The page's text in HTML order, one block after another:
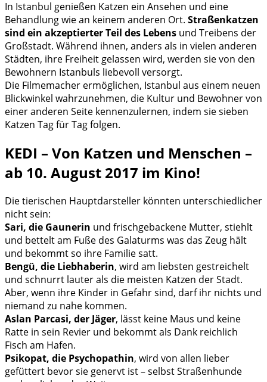
In Istanbul genießen Katzen ein Ansehen und eine
Behandlung wie an keinem anderen Ort. Straßenkatzen
sind ein akzeptierter Teil des Lebens und Treibens der
Großstadt. Während ihnen, anders als in vielen anderen
Städten, ihre Freiheit gelassen wird, werden sie von den
Bewohnern Istanbuls liebevoll versorgt.
Die Filmemacher ermöglichen, Istanbul aus einem neuen
Blickwinkel wahrzunehmen, die Kultur und Bewohner von
einer anderen Seite kennenzulernen, indem sie sieben
Katzen Tag für Tag folgen.
KEDI – Von Katzen und Menschen –
ab 10. August 2017 im Kino!
Die tierischen Hauptdarsteller könnten unterschiedlicher
nicht sein:
Sari, die Gaunerin und frischgebackene Mutter, stiehlt
und bettelt am Fuße des Galaturms was das Zeug hält
und bekommt so ihre Familie satt.
Bengü, die Liebhaberin, wird am liebsten gestreichelt
und schnurrt lauter als die meisten Katzen der Stadt.
Aber, wenn ihre Kinder in Gefahr sind, darf ihr nichts und
niemand zu nahe kommen.
Aslan Parcasi, der Jäger, lässt keine Maus und keine
Ratte in sein Revier und bekommt als Dank reichlich
Fisch am Hafen.
Psikopat, die Psychopathin, wird von allen lieber
gefüttert bevor sie genervt ist – selbst Straßenhunde